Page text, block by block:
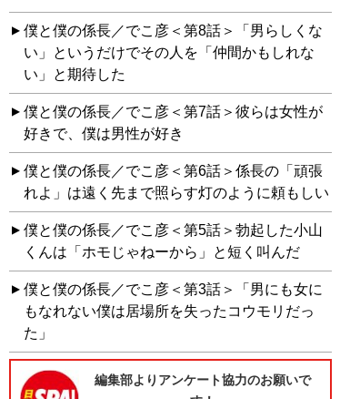
僕と僕の係長／でこ彦＜第8話＞「男らしくな
い」というだけでその人を「仲間かもしれな
い」と期待した
僕と僕の係長／でこ彦＜第7話＞彼らは女性が
好きで、僕は男性が好き
僕と僕の係長／でこ彦＜第6話＞係長の「頑張
れよ」は遠く先まで照らす灯のように頼もしい
僕と僕の係長／でこ彦＜第5話＞勃起した小山
くんは「ホモじゃねーから」と短く叫んだ
僕と僕の係長／でこ彦＜第3話＞「男にも女に
もなれない僕は居場所を失ったコウモリだっ
た」